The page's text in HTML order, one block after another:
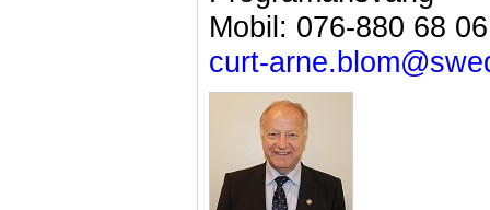
Mobil: 076-880 68 06
curt-